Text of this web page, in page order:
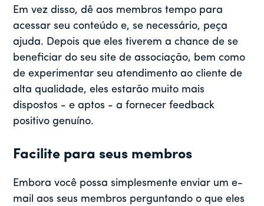
Em vez disso, dê aos membros tempo para
acessar seu conteúdo e, se necessário, peça
ajuda. Depois que eles tiverem a chance de se
beneficiar do seu site de associação, bem como
de experimentar seu atendimento ao cliente de
alta qualidade, eles estarão muito mais
dispostos - e aptos - a fornecer feedback
positivo genuíno.
Facilite para seus membros
Embora você possa simplesmente enviar um e-
mail aos seus membros perguntando o que eles